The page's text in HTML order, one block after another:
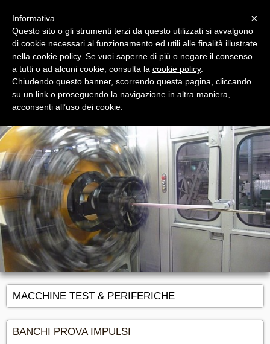
Tecnologie avanzate per l'industria dei tubi in
gomma
MACCHINE TEST & PERIFERICHE
BANCHI PROVA IMPULSI
×
Informativa
Questo sito o gli strumenti terzi da questo utilizzati si avvalgono
di cookie necessari al funzionamento ed utili alle finalità illustrate
nella cookie policy. Se vuoi saperne di più o negare il consenso
a tutti o ad alcuni cookie, consulta la cookie policy.
Chiudendo questo banner, scorrendo questa pagina, cliccando
su un link o proseguendo la navigazione in altra maniera,
acconsenti all’uso dei cookie.